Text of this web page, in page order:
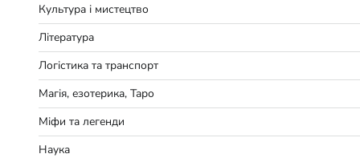
Культура і мистецтво
Література
Логістика та транспорт
Магія, езотерика, Таро
Міфи та легенди
Наука